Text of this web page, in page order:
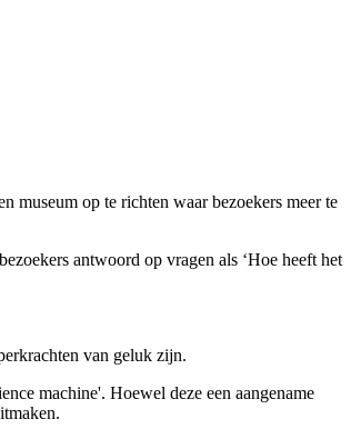
museum op te richten waar bezoekers meer te
antwoord op vragen als ‘Hoe heeft het
van geluk zijn.
machine'. Hoewel deze een aangename